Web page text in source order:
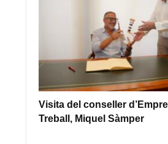
Visita del conseller
Treball, Miquel Sàmper